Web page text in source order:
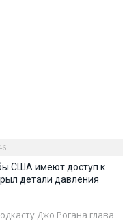
США имеют доступ к
детали давления
Джо Рогана глава